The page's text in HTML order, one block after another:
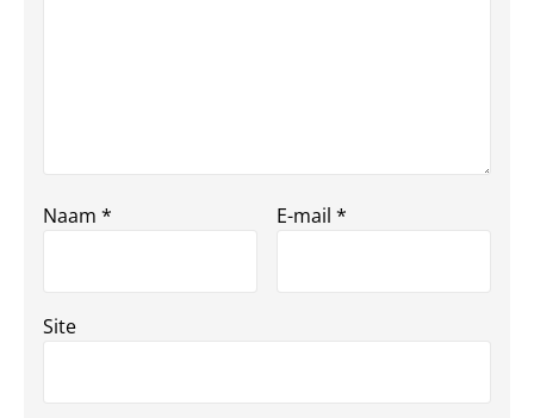
Naam * E-mail *
Site